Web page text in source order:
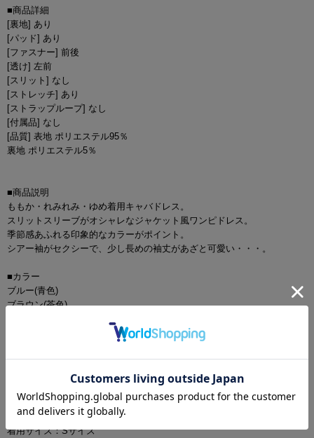
■商品詳細
[裏地] あり
[パッド] あり
[ファスナー] 前後
[透け] 左前
[スリット] なし
[ストレッチ] あり
[ストラップループ] なし
[付属品] なし
[品質] 表地 ポリエステル95％
裏地 ポリエステル5％
■商品説明
ももか・れみれみ・ゆめ着用キャバドレス。
スリットスリーブがオシャレなジャケット風ワンピドレス。
季節感あふれる印象的なカラーがポイント。
シアー袖がセクシーで、少し長めの袖丈があざと可愛い・・・。
■カラー
ブルー(青色)
ブラウン(茶色)
ホワイト(白色)
ももか
身長：156cm
着用サイズ：Sサイズ